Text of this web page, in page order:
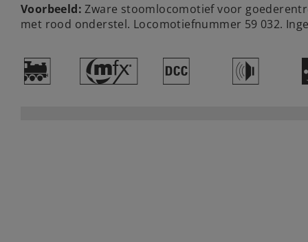
Voorbeeld: Zware stoomlocomotief voor
met rood onderstel. Locomotiefnummer 59 032.
) # § h